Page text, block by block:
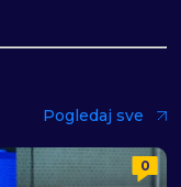
Pogledaj sve
0